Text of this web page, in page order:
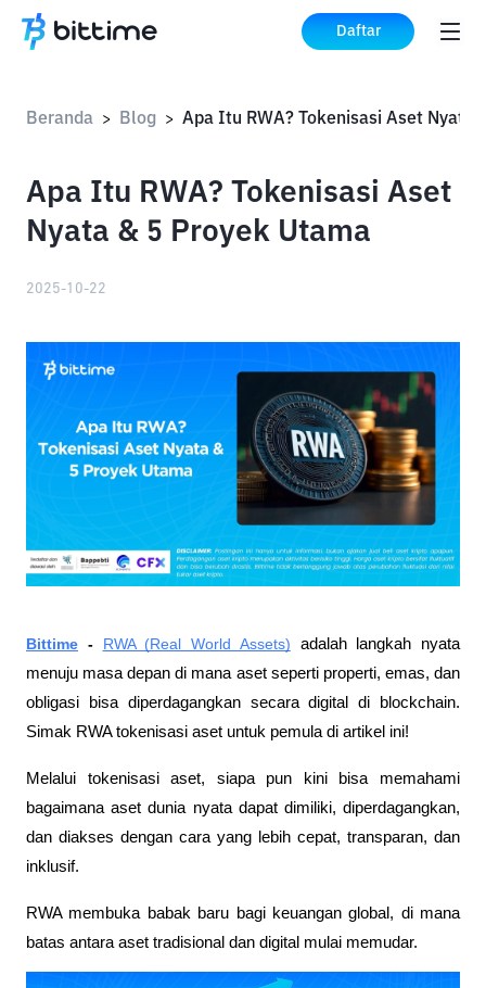
Daftar
Beranda > Blog >
Apa Itu RWA? Tokenisasi Aset
Nyata & 5 Proyek Utama
2025-10-22
Bittime - RWA (Real World Assets) adalah langkah nyata
menuju masa depan di mana aset seperti properti, emas, dan
obligasi bisa diperdagangkan secara digital di blockchain.
Simak RWA tokenisasi aset untuk pemula di artikel ini!
Melalui tokenisasi aset, siapa pun kini bisa memahami
bagaimana aset dunia nyata dapat dimiliki, diperdagangkan,
dan diakses dengan cara yang lebih cepat, transparan, dan
inklusif.
RWA membuka babak baru bagi keuangan global, di mana
batas antara aset tradisional dan digital mulai memudar.